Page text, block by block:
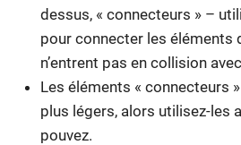
dessus, « connecteurs » –
pour connecter les éléments
n’entrent pas en collision
Les éléments « connecteurs
plus légers, alors utilisez-les
pouvez.